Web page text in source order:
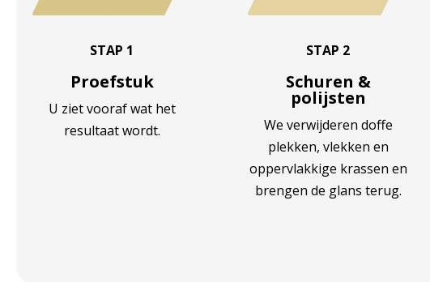
STAP 1
Proefstuk
U ziet vooraf wat het
resultaat wordt.
STAP 2
Schuren &
polijsten
We verwijderen doffe
plekken, vlekken en
oppervlakkige krassen en
brengen de glans terug.